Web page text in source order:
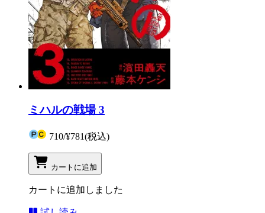
ミハルの戦場 3
710/¥781(税込)
カートに追加
カートに追加しました